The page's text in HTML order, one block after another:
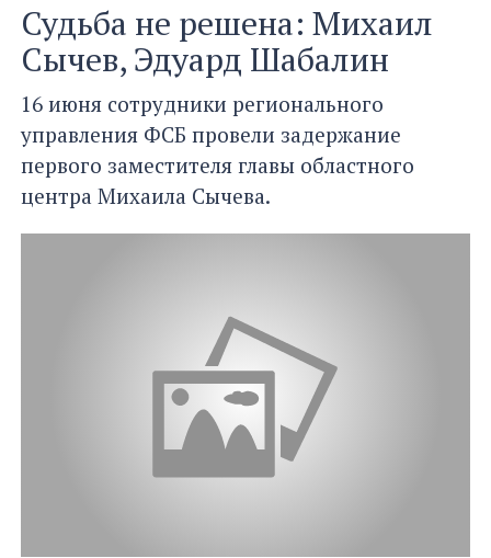
Судьба не решена: Михаил
Сычев, Эдуард Шабалин
16 июня сотрудники регионального
управления ФСБ провели задержание
первого заместителя главы областного
центра Михаила Сычева.